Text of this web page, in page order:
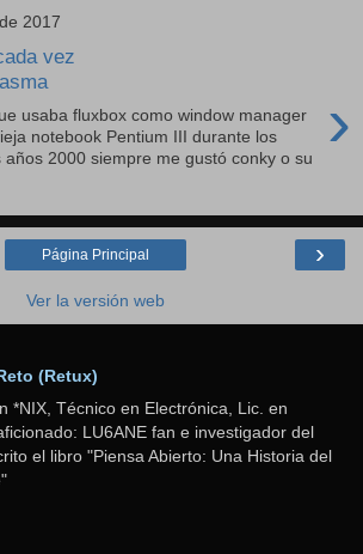
2017
vez
›
usaba fluxbox como window manager
notebook Pentium III durante los
años 2000 siempre me gustó conky o su
›
Página Principal
Ver la versión web
(Retux)
*NIX, Técnico en Electrónica, Lic. en
LU6ANE fan e investigador del
el libro "Piensa Abierto: Una Historia del